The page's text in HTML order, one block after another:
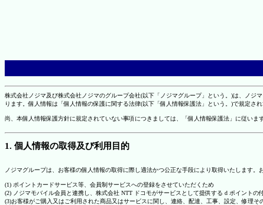
株式会社ノジマ及び株式会社ノジマのグループ会社(以下「ノジマグループ」という。)は、ノ
ります。個人情報は「個人情報の保護に関する法律(以下「個人情報保護法」という。)で規定
尚、本個人情報保護方針に規定されていない事項につきましては、「個人情報保護法」に従います
1. 個人情報の取得及び利用目的
ノジマグループは、お客様の個人情報の取得に際し適法かつ公正な手段により取得いたします
(1) ポイントカードサービス等、会員制サービスへの登録をさせていただくため
(2) ノジマモバイル会員と連携し、株式会社 NTT ドコモがサービスとして提供する d ポイント
(3)お客様がご購入又はご利用された商品又はサービスに関し、連絡、配達、工事、設定、修理